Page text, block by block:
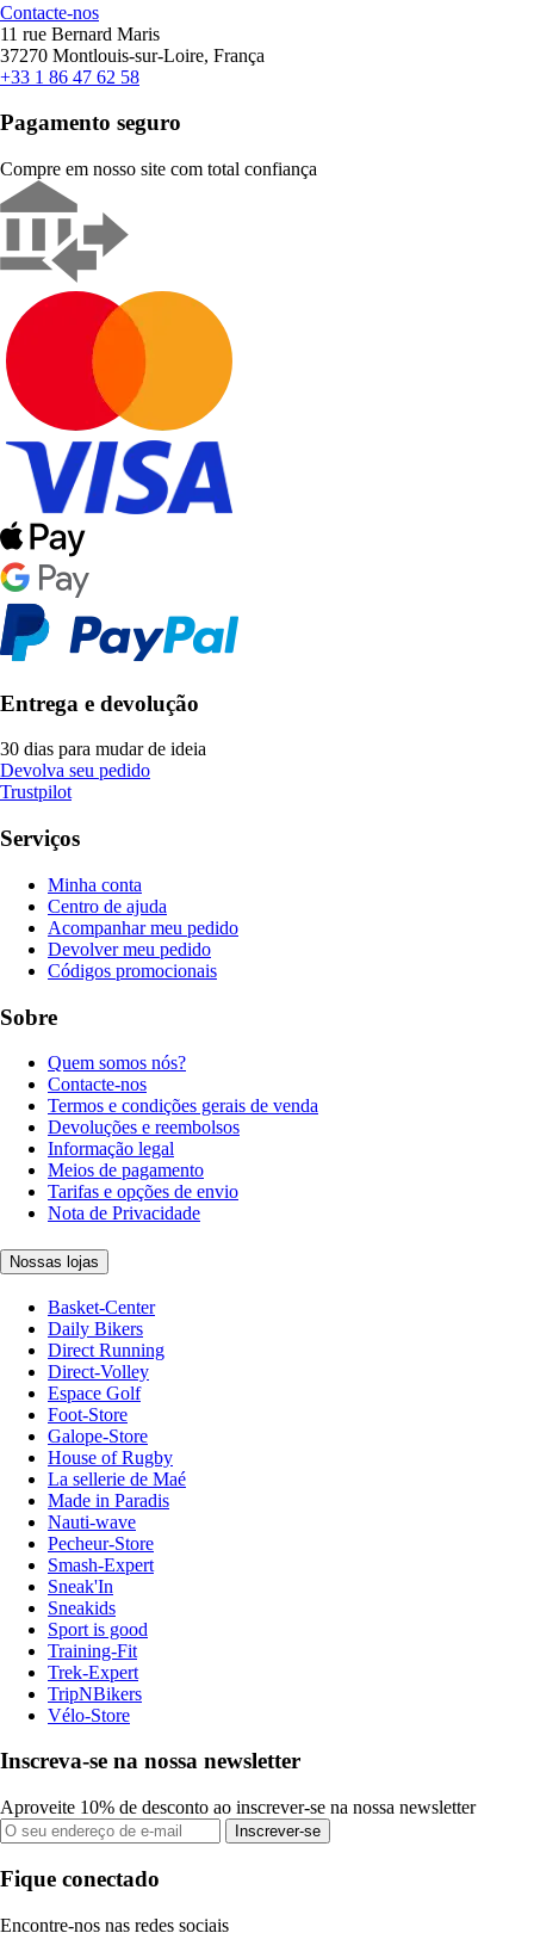
Contacte-nos
11 rue Bernard Maris
37270 Montlouis-sur-Loire, França
+33 1 86 47 62 58
Pagamento seguro
Compre em nosso site com total confiança
Entrega e devolução
30 dias para mudar de ideia
Devolva seu pedido
Trustpilot
Serviços
Minha conta
Centro de ajuda
Acompanhar meu pedido
Devolver meu pedido
Códigos promocionais
Sobre
Quem somos nós?
Contacte-nos
Termos e condições gerais de venda
Devoluções e reembolsos
Informação legal
Meios de pagamento
Tarifas e opções de envio
Nota de Privacidade
Nossas lojas
Basket-Center
Daily Bikers
Direct Running
Direct-Volley
Espace Golf
Foot-Store
Galope-Store
House of Rugby
La sellerie de Maé
Made in Paradis
Nauti-wave
Pecheur-Store
Smash-Expert
Sneak'In
Sneakids
Sport is good
Training-Fit
Trek-Expert
TripNBikers
Vélo-Store
Inscreva-se na nossa newsletter
Aproveite 10% de desconto ao inscrever-se na nossa newsletter
Inscrever-se
Fique conectado
Encontre-nos nas redes sociais